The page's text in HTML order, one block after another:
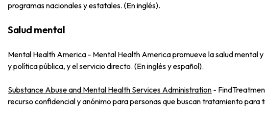
programas nacionales y estatales. (En inglés).
Salud mental
Mental Health America - Mental Health America promueve la salud mental
y política pública, y el servicio directo. (En inglés y español).
Substance Abuse and Mental Health Services Administration -
recurso confidencial y anónimo para personas que buscan tratamiento